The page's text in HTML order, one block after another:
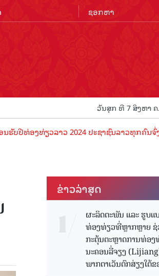
ວັນສຸກ ທີ 7 ສິງຫາ ຄ
ທ່ອງທ່ຽວລາວ 2024 ປະຊາຊົນລາວທຸກຄົນຈົ່ງພ້ອ
ຂ່າວ​ລ່າ​ສຸດ
ຜະລິດຕະພັນ ແລະ ຮູບແ
ທ່ອງທ່ຽວທີ່ຫຼາກຫຼາຍ ຊ່
ກະຕຸ້ນຕະຫຼາດການທ່ອງ
ນະຄອນລີ່ຈຽງ
ພາກຕາເວັນຕົກສ່ຽງໃຕ້